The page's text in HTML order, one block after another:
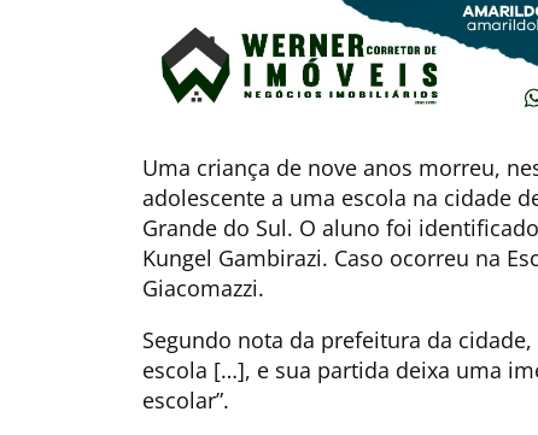
Uma criança de nove anos morreu,
adolescente a uma escola na cidade
Grande do Sul. O aluno foi
Kungel Gambirazi. Caso ocorreu na
Giacomazzi.
Segundo nota da prefeitura da
escola […], e sua partida deixa uma
escolar”.